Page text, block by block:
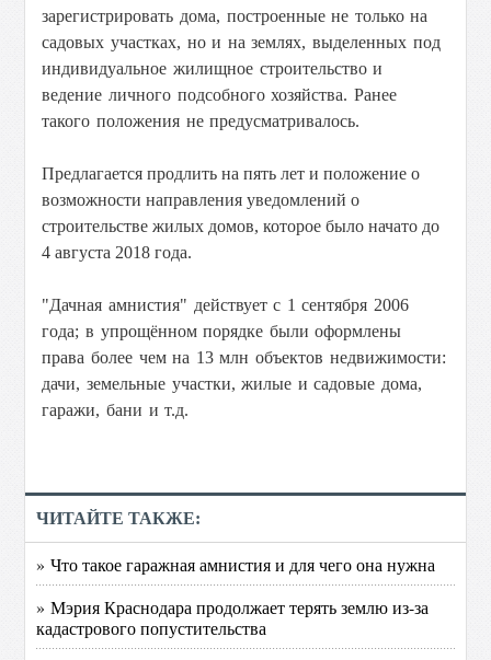
зарегистрировать дома, построенные не только на
садовых участках, но и на землях, выделенных под
индивидуальное жилищное строительство и
ведение личного подсобного хозяйства. Ранее
такого положения не предусматривалось.
Предлагается продлить на пять лет и положение о
возможности направления уведомлений о
строительстве жилых домов, которое было начато до
4 августа 2018 года.
"Дачная амнистия" действует с 1 сентября 2006
года; в упрощённом порядке были оформлены
права более чем на 13 млн объектов недвижимости:
дачи, земельные участки, жилые и садовые дома,
гаражи, бани и т.д.
ЧИТАЙТЕ ТАКЖЕ:
» Что такое гаражная амнистия и для чего она нужна
» Мэрия Краснодара продолжает терять землю из-за
кадастрового попустительства